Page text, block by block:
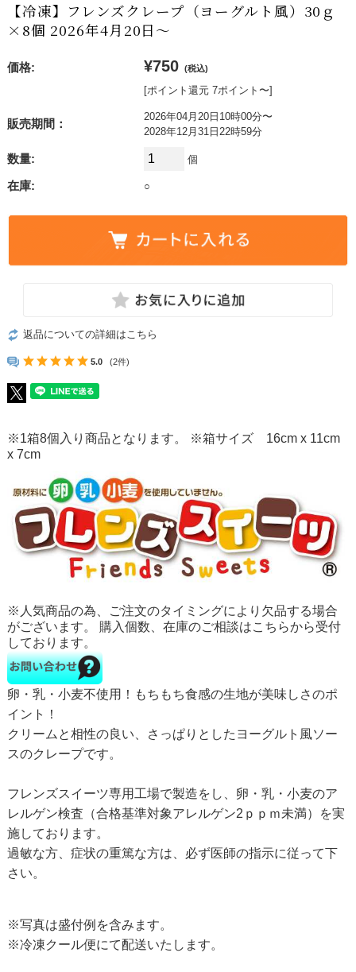
【冷凍】フレンズクレープ（ヨーグルト風）30ｇ
×8個 2026年4月20日〜
価格: ¥750 (税込)
[ポイント還元 7ポイント〜]
販売期間：
2026年04月20日10時00分〜
2028年12月31日22時59分
数量: 個
在庫: ○
返品についての詳細はこちら
5.0 (2件)
※1箱8個入り商品となります。 ※箱サイズ 16cm x 11cm
x 7cm
※人気商品の為、ご注文のタイミングにより欠品する場合
がございます。 購入個数、在庫のご相談はこちらから受付
しております。
卵・乳・小麦不使用！もちもち食感の生地が美味しさのポ
イント！
クリームと相性の良い、さっぱりとしたヨーグルト風ソー
スのクレープです。
フレンズスイーツ専用工場で製造をし、卵・乳・小麦のア
レルゲン検査（合格基準対象アレルゲン2ｐｐｍ未満）を実
施しております。
過敏な方、症状の重篤な方は、必ず医師の指示に従って下
さい。
※写真は盛付例を含みます。
※冷凍クール便にて配送いたします。